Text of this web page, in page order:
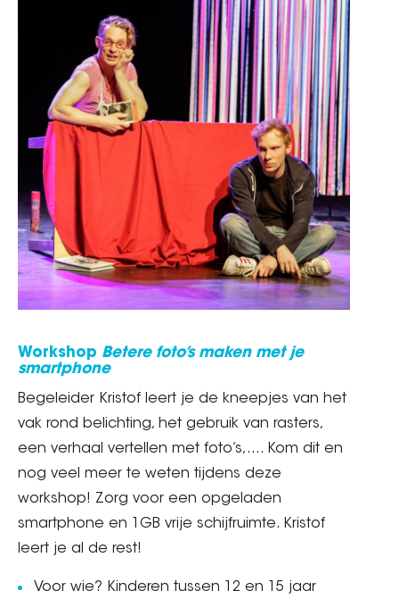
Workshop Betere foto’s maken met je
smartphone
Begeleider Kristof leert je de kneepjes van het
vak rond belichting, het gebruik van rasters,
een verhaal vertellen met foto’s,.... Kom dit en
nog veel meer te weten tijdens deze
workshop! Zorg voor een opgeladen
smartphone en 1GB vrije schijfruimte. Kristof
leert je al de rest!
Voor wie? Kinderen tussen 12 en 15 jaar